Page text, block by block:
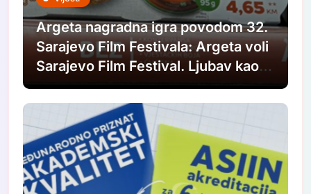
Argeta nagradna igra povodom 32.
Sarajevo Film Festivala: Argeta voli
Sarajevo Film Festival. Ljubav kao u
filmovima.